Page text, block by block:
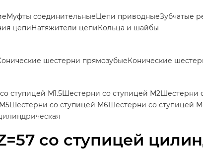
со ступицей
Муфты соединительныеЦепи приводныеЗубчатые
цепиНатяжители цепиКольца и шайбы
шестерни прямозубыеКонические
ступицей М1.5Шестерни со ступицей М2Шестерни
Шестерни со ступицей М6Шестерни со ступицей